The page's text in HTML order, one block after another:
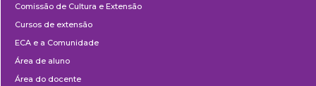
e
Extensão
Comissão de Cultura e Extensão
Cursos de extensão
ECA e a Comunidade
Área de aluno
Área do docente